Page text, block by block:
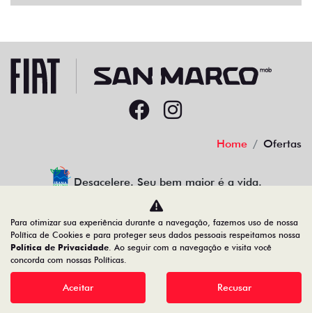
Home Ofertas
Desacelere. Seu bem maior é a vida.
22.204.101/0001-17
Desenvolvido pela DEALERSPACE ® Direitos Reservados.
Para otimizar sua experiência durante a navegação, fazemos uso de nossa
Política de Cookies e para proteger seus dados pessoais respeitamos nossa
Política de Privacidade. Ao seguir com a navegação e visita você
concorda com nossas Políticas.
Aceitar Recusar